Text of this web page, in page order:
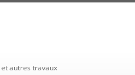
et autres travaux